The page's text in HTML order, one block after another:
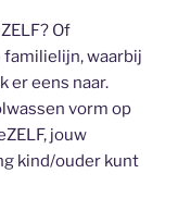
Of
familielijn, waarbij
er eens naar.
vorm op
jouw
kind/ouder kunt